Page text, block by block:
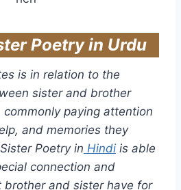
Poetry in Urdu
is in relation to the
sister and brother
paying attention
and memories they
Poetry in Hindi is able
connection and
and sister have for